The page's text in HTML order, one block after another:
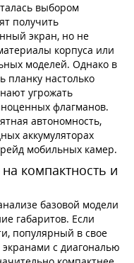
выбором
получить
экран, но не
корпуса или
моделей. Однако в
планку настолько
угрожать
флагманов.
автономность,
аккумуляторах
мобильных камер.
компактность и
базовой модели
габаритов. Если
популярный в свое
с диагональю